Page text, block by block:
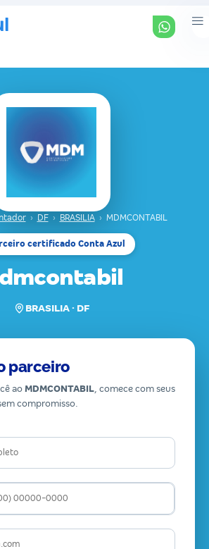
› DF › BRASILIA › MDMCONTABIL
certificado Conta Azul
BRASILIA · DF
parceiro
aoMDMCONTABIL, comece com seus
compromisso.